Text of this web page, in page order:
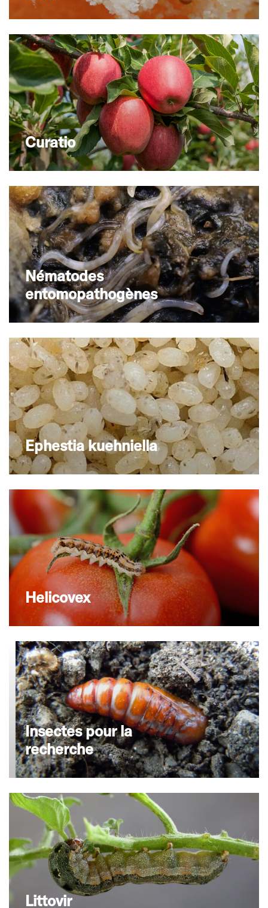
Curatio
Nématodes
entomopathogènes
Ephestia kuehniella
Helicovex
Insectes pour la
recherche
Littovir